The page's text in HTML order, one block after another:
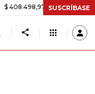
+$ 8.753,81 +2,19%
SUSCRÍBASE